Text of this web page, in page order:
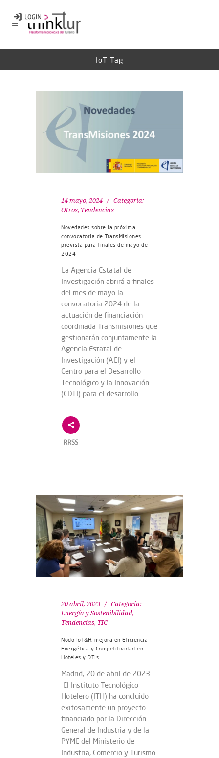
IoT Tag
14 mayo, 2024
Categoría:
Otros, Tendencias
Novedades sobre la próxima
convocatoria de TransMisiones,
prevista para finales de mayo de
2024
La Agencia Estatal de
Investigación abrirá a finales
del mes de mayo la
convocatoria 2024 de la
actuación de financiación
coordinada Transmisiones que
gestionarán conjuntamente la
Agencia Estatal de
Investigación (AEI) y el
Centro para el Desarrollo
Tecnológico y la Innovación
(CDTI) para el desarrollo
RRSS
20 abril, 2023
Categoría:
Energía y Sostenibilidad,
Tendencias, TIC
Nodo IoT&H: mejora en Eficiencia
Energética y Competitividad en
Hoteles y DTIs
Madrid, 20 de abril de 2023. –
El Instituto Tecnológico
Hotelero (ITH) ha concluido
exitosamente un proyecto
financiado por la Dirección
General de Industria y de la
PYME del Ministerio de
Industria, Comercio y Turismo